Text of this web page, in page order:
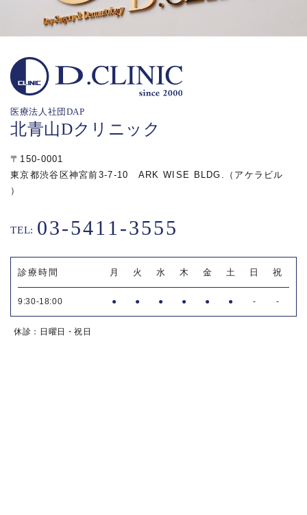
医療法人社団DAP
北青山Dクリニック
〒150‐0001
東京都渋谷区神宮前3-7-10 ARK WISE BLDG.（アケラビル
）
TEL: 03-5411-3555
診療時間 月 火 水 木 金 土 日 祝
9:30-18:00 ● ● ● ● ● ● - -
休診：日曜日・祝日